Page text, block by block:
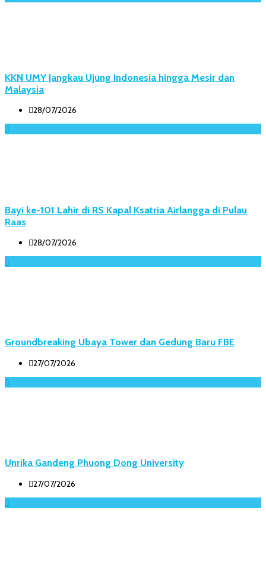
KKN UMY Jangkau Ujung Indonesia hingga Mesir dan
Malaysia
28/07/2026
Bayi ke-101 Lahir di RS Kapal Ksatria Airlangga di Pulau
Raas
28/07/2026
Groundbreaking Ubaya Tower dan Gedung Baru FBE
27/07/2026
Unrika Gandeng Phuong Dong University
27/07/2026